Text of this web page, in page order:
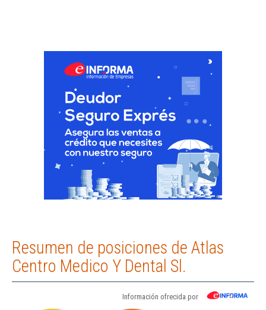
Resumen de posiciones de Atlas
Centro Medico Y Dental Sl.
Información ofrecida por